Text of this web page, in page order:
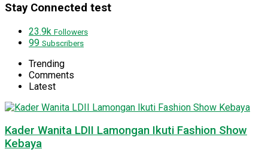
Stay Connected test
23.9k Followers
99 Subscribers
Trending
Comments
Latest
Kader Wanita LDII Lamongan Ikuti Fashion Show
Kebaya